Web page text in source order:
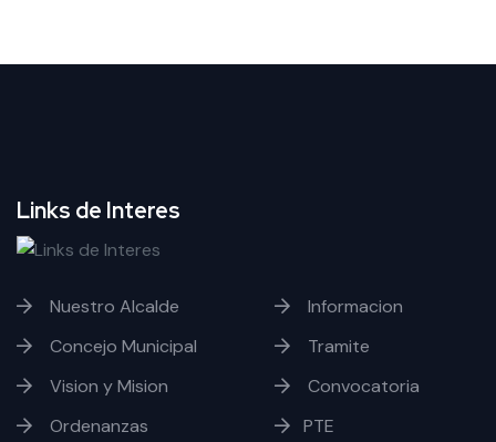
Links de Interes
Nuestro Alcalde
Concejo Municipal
Vision y Mision
Ordenanzas
Informacion
Tramite
Convocatoria
PTE